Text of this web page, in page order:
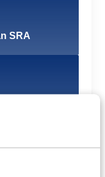
SRA